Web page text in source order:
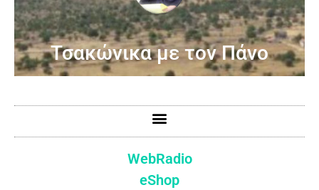
Τσακώνικα με τον Πάνο
WebRadio
eShop